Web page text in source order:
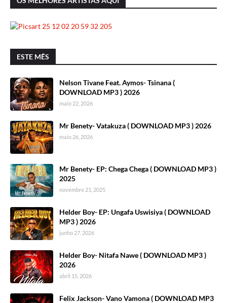
ESTE MÊS
Nelson Tivane Feat. Aymos- Tsinana (
DOWNLOAD MP3 ) 2026
maio 22, 2026
Mr Benety- Vatakuza ( DOWNLOAD MP3 ) 2026
maio 26, 2026
Mr Benety- EP: Chega Chega ( DOWNLOAD MP3 )
2025
novembro 21, 2025
Helder Boy- EP: Ungafa Uswisiya ( DOWNLOAD
MP3 ) 2026
junho 27, 2026
Helder Boy- Nitafa Nawe ( DOWNLOAD MP3 )
2026
abril 15, 2026
Felix Jackson- Vano Vamona ( DOWNLOAD MP3